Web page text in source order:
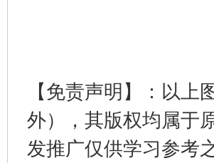
【免责声明】：以
外），其版权均属于
发推广仅供学习参考